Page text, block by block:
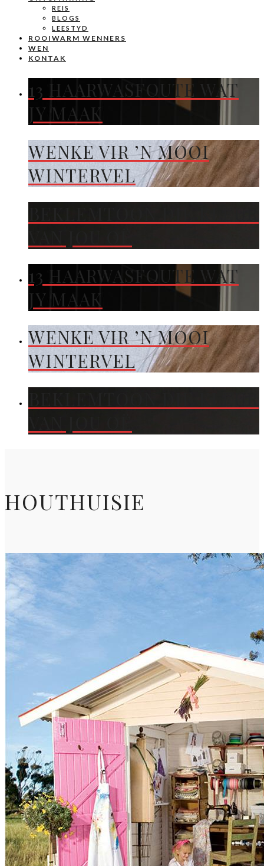
REIS
BLOGS
LEESTYD
ROOIWARM WENNERS
WEN
KONTAK
13 HAARWASFOUTE WAT
JY MAAK
WENKE VIR ’N MOOI
WINTERVEL
13 HAARWASFOUTE WAT
JY MAAK
WENKE VIR ’N MOOI
WINTERVEL
HOUTHUISIE